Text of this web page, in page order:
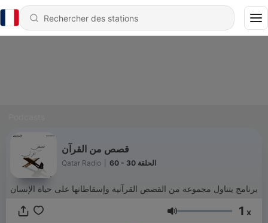
قصص من القرآن
Qatar Radio 60 - الحلقة 30
برنامج يتناول مجموعة من القصص القرآنية وإسقاطاتها على حياة الإنسان
Volume 1 x